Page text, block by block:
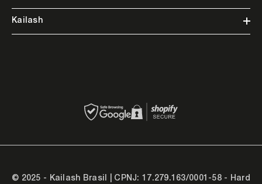
Kailash
© 2025 - Kailash Brasil | CPNJ: 17.279.163/0001-58 - Hard